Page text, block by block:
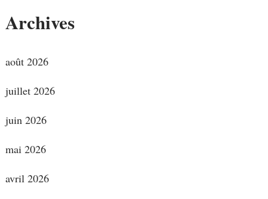
Archives
août 2026
juillet 2026
juin 2026
mai 2026
avril 2026